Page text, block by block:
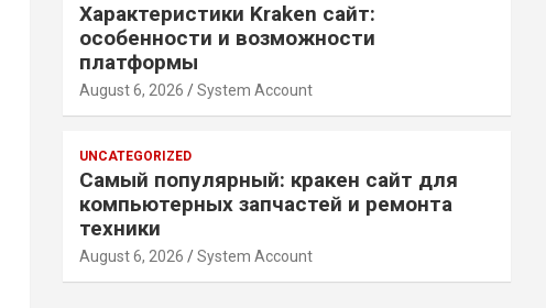
Характеристики Kraken сайт:
особенности и возможности
платформы
August 6, 2026 System Account
UNCATEGORIZED
Самый популярный: кракен сайт для
компьютерных запчастей и ремонта
техники
August 6, 2026 System Account